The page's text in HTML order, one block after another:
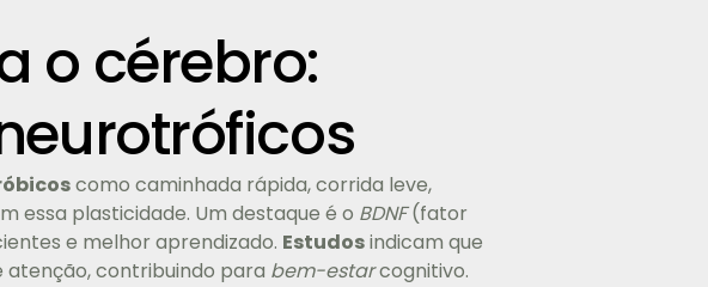
o cérebro:
como caminhada rápida, corrida leve,
essa plasticidade. Um destaque é o BDNF(fator
e melhor aprendizado. Estudosindicam que
atenção, contribuindo para bem-estarcognitivo.